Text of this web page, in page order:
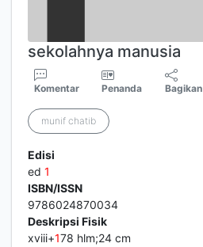
sekolahnya manusia
Komentar Penanda Bagikan
munif chatib
Edisi
ed 1
ISBN/ISSN
9786024870034
Deskripsi Fisik
xviii+178 hlm;24 cm